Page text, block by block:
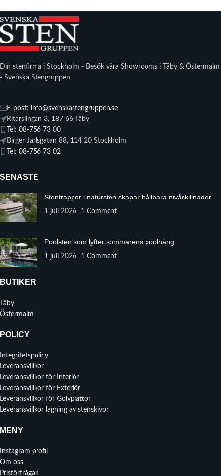
Din stenfirma i Stockholm - Besök våra Showrooms i Täby & Östermalm
- Svenska Stengruppen
E-post: info@svenskastengruppen.se
Ritarslingan 3, 187 66 Täby
Tel: 08-756 73 00
Birger Jarlsgatan 88, 114 20 Stockholm
Tel: 08-756 73 02
SENASTE
Stentrappor i natursten skapar hållbara nivåskillnader
1 juli 2026 1 Comment
Poolsten som lyfter sommarens poolhäng
1 juli 2026 1 Comment
BUTIKER
Täby
Östermalm
POLICY
Integritetspolicy
Leveransvillkor
Leveransvillkor för Interiör
Leveransvillkor för Exteriör
Leveransvillkor för Golvplattor
Leveransvillkor lagning av stenskivor
MENY
Instagram profil
Om oss
Prisförfrågan